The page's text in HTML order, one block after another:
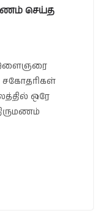
செய்த
இளைஞரை
ஒரே